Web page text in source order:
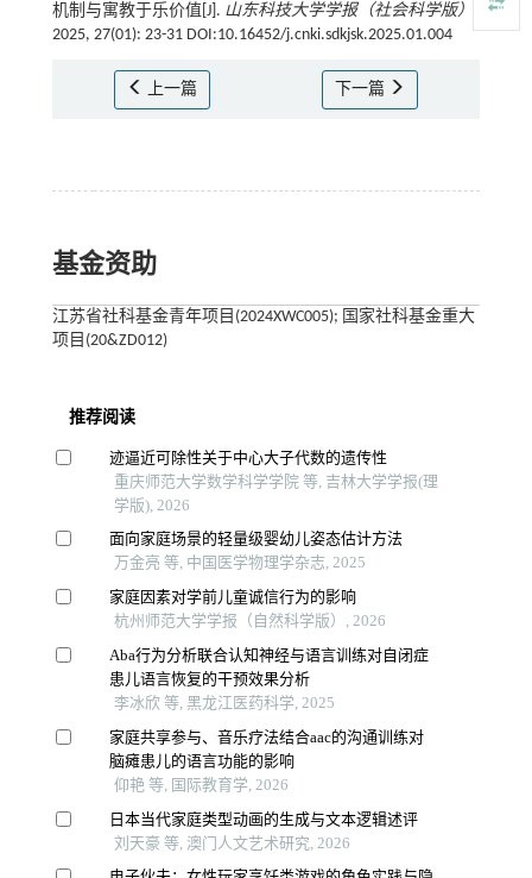
机制与寓教于乐价值[J]. 山东科技大学学报（社会科学版）
2025, 27(01): 23-31 DOI:10.16452/j.cnki.sdkjsk.2025.01.004
上一篇 下一篇
基金资助
江苏省社科基金青年项目(2024XWC005); 国家社科基金重大
项目(20&ZD012)